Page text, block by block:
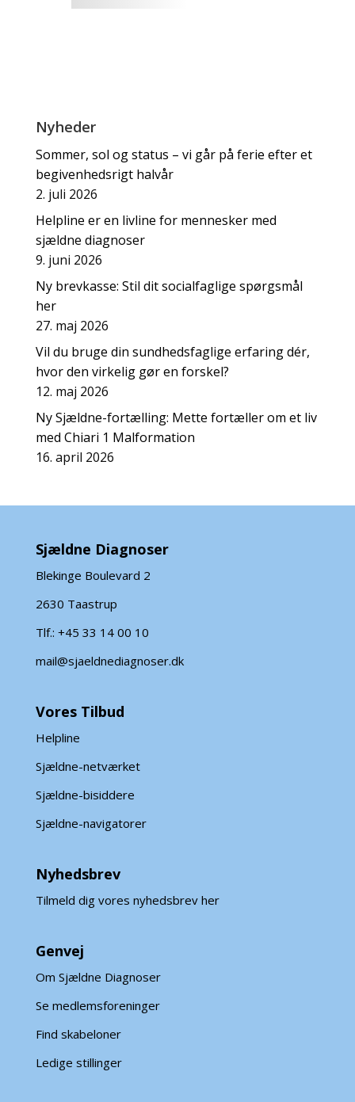
Nyheder
Sommer, sol og status – vi går på ferie efter et
begivenhedsrigt halvår
2. juli 2026
Helpline er en livline for mennesker med
sjældne diagnoser
9. juni 2026
Ny brevkasse: Stil dit socialfaglige spørgsmål
her
27. maj 2026
Vil du bruge din sundhedsfaglige erfaring dér,
hvor den virkelig gør en forskel?
12. maj 2026
Ny Sjældne-fortælling: Mette fortæller om et liv
med Chiari 1 Malformation
16. april 2026
Sjældne Diagnoser
Blekinge Boulevard 2
2630 Taastrup
Tlf.: +45 33 14 00 10
mail@sjaeldnediagnoser.dk
Vores Tilbud
Helpline
Sjældne-netværket
Sjældne-bisiddere
Sjældne-navigatorer
Nyhedsbrev
Tilmeld dig vores nyhedsbrev her
Genvej
Om Sjældne Diagnoser
Se medlemsforeninger
Find skabeloner
Ledige stillinger